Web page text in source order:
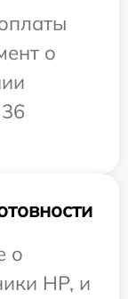
о
о
HP, и